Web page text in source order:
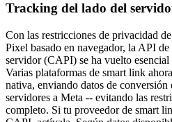
Tracking del lado del
Con las restricciones de privacidad
Pixel basado en navegador, la API
servidor (CAPI) se ha vuelto
Varias plataformas de smart link
nativa, enviando datos de conversión
servidores a Meta -- evitando las
completo. Si tu proveedor de smart